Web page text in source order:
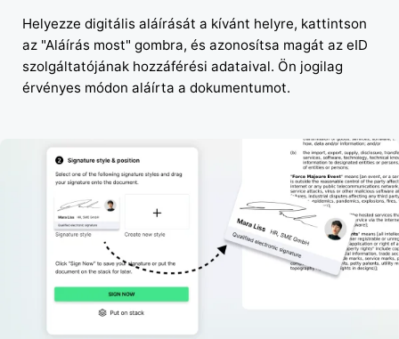
Helyezze digitális aláírását a kívánt helyre, kattintson
az "Aláírás most" gombra, és azonosítsa magát az eID
szolgáltatójának hozzáférési adataival. Ön jogilag
érvényes módon aláírta a dokumentumot.